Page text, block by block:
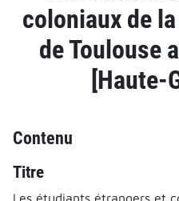
coloniaux de
de Toulouse
[Haute-
Contenu
Titre
Les étudiants étrangers et